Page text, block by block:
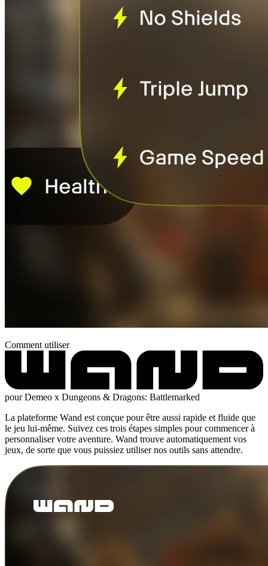
Comment utiliser
pour Demeo x Dungeons & Dragons: Battlemarked
La plateforme Wand est conçue pour être aussi rapide et fluide que
le jeu lui-même. Suivez ces trois étapes simples pour commencer à
personnaliser votre aventure. Wand trouve automatiquement vos
jeux, de sorte que vous puissiez utiliser nos outils sans attendre.